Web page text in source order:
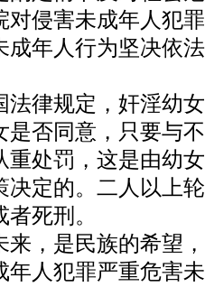
对侵害未成年人犯
成年人行为坚决依
法律规定，奸淫幼
是否同意，只要与
重处罚，这是由幼
决定的。二人以上
死刑。
来，是民族的希望
年人犯罪严重危害